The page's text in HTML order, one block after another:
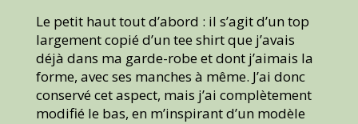
Le petit haut tout d’abord : il s’agit d’un top
largement copié d’un tee shirt que j’avais
déjà dans ma garde-robe et dont j’aimais la
forme, avec ses manches à même. J’ai donc
conservé cet aspect, mais j’ai complètement
modifié le bas, en m’inspirant d’un modèle